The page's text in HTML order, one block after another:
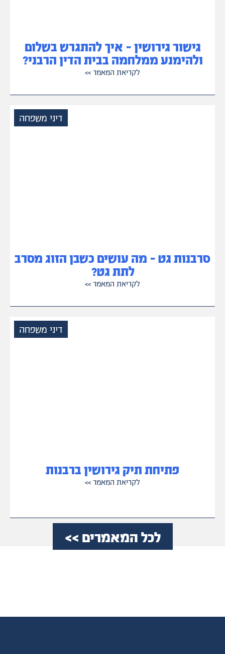
גישור גירושין – איך להתגרש בשלום
ולהימנע ממלחמה בבית הדין הרבני?
לקריאת המאמר >>
דיני משפחה
סרבנות גט – מה עושים כשבן הזוג מסרב
לתת גט?
לקריאת המאמר >>
דיני משפחה
פתיחת תיק גירושין ברבנות
לקריאת המאמר >>
לכל המאמרים >>